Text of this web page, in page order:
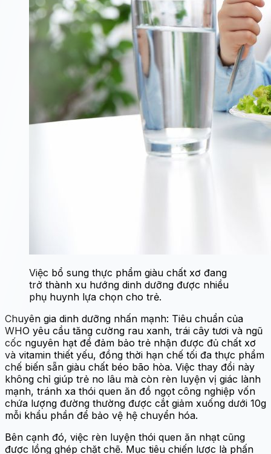
Việc bổ sung thực phẩm giàu chất xơ đang
trở thành xu hướng dinh dưỡng được nhiều
phụ huynh lựa chọn cho trẻ.
Chuyên gia dinh dưỡng nhấn mạnh: Tiêu chuẩn của
WHO yêu cầu tăng cường rau xanh, trái cây tươi và ngũ
cốc nguyên hạt để đảm bảo trẻ nhận được đủ chất xơ
và vitamin thiết yếu, đồng thời hạn chế tối đa thực phẩm
chế biến sẵn giàu chất béo bão hòa. Việc thay đổi này
không chỉ giúp trẻ no lâu mà còn rèn luyện vị giác lành
mạnh, tránh xa thói quen ăn đồ ngọt công nghiệp vốn
chứa lượng đường thường được cắt giảm xuống dưới 10g
mỗi khẩu phần để bảo vệ hệ chuyển hóa.
Bên cạnh đó, việc rèn luyện thói quen ăn nhạt cũng
được lồng ghép chặt chẽ. Mục tiêu chiến lược là phấn